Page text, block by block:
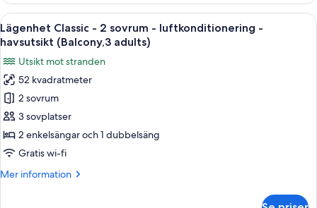
(Balcony,2
adults+4
children)
2
sovrum
luftkonditionering
havsutsikt
(Balcony,2
adults+4
Öppna
alla
för
Lägenhet
Classic
-
2
sovrum
luftkonditionering
Värdeförvaringsskåp på rummet,
22
Lägenhet Classic - 2 sovrum - luftkonditionering -
havsutsikt (Balcony,3 adults)
Utsikt mot stranden
52 kvadratmeter
2 sovrum
3 sovplatser
2 enkelsängar och 1 dubbelsäng
Gratis wi-fi
Mer information
Mer